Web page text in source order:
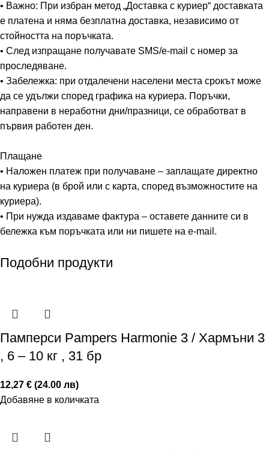
• Важно: При избран метод „Доставка с куриер“ доставката
е платена и няма безплатна доставка, независимо от
стойността на поръчката.
• След изпращане получавате SMS/e-mail с номер за
проследяване.
• Забележка: при отдалечени населени места срокът може
да се удължи според графика на куриера. Поръчки,
направени в неработни дни/празници, се обработват в
първия работен ден.
Плащане
• Наложен платеж при получаване – заплащате директно
на куриера (в брой или с карта, според възможностите на
куриера).
• При нужда издаваме фактура – оставете данните си в
бележка към поръчката или ни пишете на e-mail.
Подобни продукти
Памперси Pampers Harmonie 3 / Хармъни 3
, 6 – 10 кг , 31 бр
12,27 € (24.00 лв)
Добавяне в количката